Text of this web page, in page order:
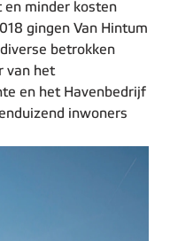
minder kosten
gingen Van Hintum
betrokken
van het
en het Havenbedrijf
inwoners